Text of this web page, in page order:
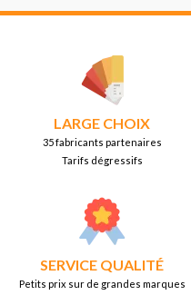
LARGE CHOIX
35 fabricants partenaires
Tarifs dégressifs
SERVICE QUALITÉ
Petits prix sur de grandes marques